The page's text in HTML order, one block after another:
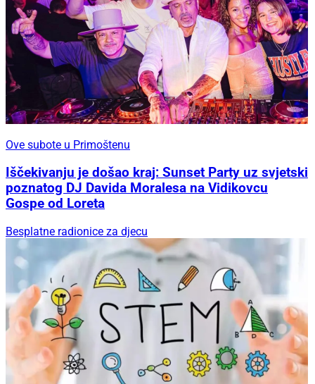
Ove subote u Primoštenu
Iščekivanju je došao kraj: Sunset Party uz svjetski
poznatog DJ Davida Moralesa na Vidikovcu
Gospe od Loreta
Besplatne radionice za djecu